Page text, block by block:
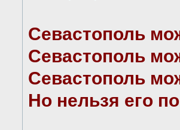
Севастополь
Севастополь
Севастополь
Но нельзя его